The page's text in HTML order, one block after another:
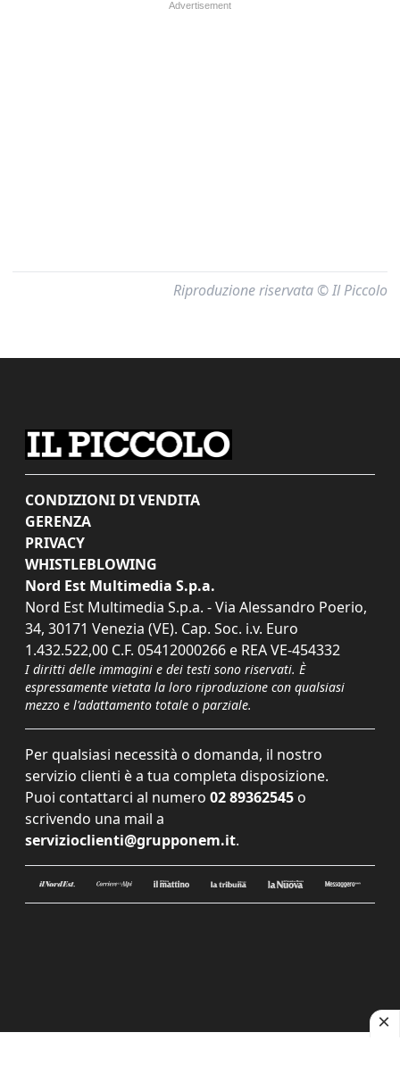
Riproduzione riservata © Il Piccolo
CONDIZIONI DI VENDITA
GERENZA
PRIVACY
WHISTLEBLOWING
Nord Est Multimedia S.p.a.
Nord Est Multimedia S.p.a. - Via Alessandro Poerio,
34, 30171 Venezia (VE). Cap. Soc. i.v. Euro
1.432.522,00 C.F. 05412000266 e REA VE-454332
I diritti delle immagini e dei testi sono riservati. È
espressamente vietata la loro riproduzione con qualsiasi
mezzo e l'adattamento totale o parziale.
Per qualsiasi necessità o domanda, il nostro
servizio clienti è a tua completa disposizione.
Puoi contattarci al numero 02 89362545 o
scrivendo una mail a
servizioclienti@grupponem.it.